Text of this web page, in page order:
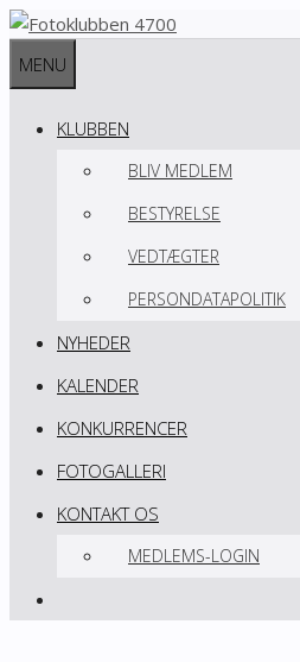
Hop
MENU
KLUBBEN
BLIV MEDLEM
BESTYRELSE
VEDTÆGTER
PERSONDATAPOLITIK
NYHEDER
KALENDER
KONKURRENCER
FOTOGALLERI
KONTAKT OS
MEDLEMS-LOGIN